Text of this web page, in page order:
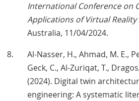
International Conference on
Applications of Virtual Reality
Australia, 11/04/2024.
Al-Nasser, H., Ahmad, M. E.,
Geck, C., Al-Zuriqat, T.,
(2024). Digital twin
engineering: A systematic